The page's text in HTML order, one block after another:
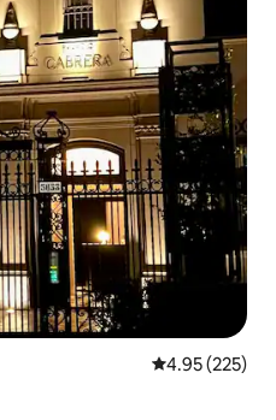
從 225 則評價
4.95 (225)